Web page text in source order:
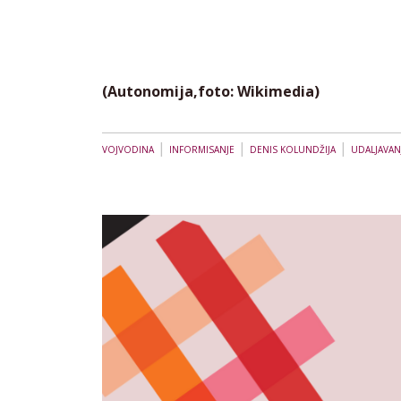
(Autonomija,foto: Wikimedia)
VOJVODINA| INFORMISANJE | DENIS KOLUNDŽIJA|